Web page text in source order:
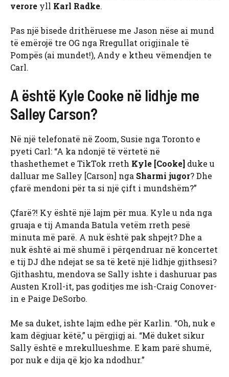
verore yll Karl Radke.
Pas një bisede drithëruese me Jason nëse ai mund
të emërojë tre OG nga Rregullat origjinale të
Pompës (ai mundet!), Andy e ktheu vëmendjen te
Carl.
A është Kyle Cooke në lidhje me
Salley Carson?
Në një telefonatë në Zoom, Susie nga Toronto e
pyeti Carl: “A ka ndonjë të vërtetë në
thashethemet e TikTok rreth Kyle [Cooke] duke u
dalluar me Salley [Carson] nga Sharmi jugor? Dhe
çfarë mendoni për ta si një çift i mundshëm?”
Çfarë?! Ky është një lajm për mua. Kyle u nda nga
gruaja e tij Amanda Batula vetëm rreth pesë
minuta më parë. A nuk është pak shpejt? Dhe a
nuk është ai më shumë i përqendruar në koncertet
e tij DJ dhe ndejat se sa të ketë një lidhje gjithsesi?
Gjithashtu, mendova se Sally ishte i dashuruar pas
Austen Kroll-it, pas goditjes me ish-Craig Conover-
in e Paige DeSorbo.
Me sa duket, ishte lajm edhe për Karlin. “Oh, nuk e
kam dëgjuar këtë,” u përgjigj ai. “Më duket sikur
Sally është e mrekullueshme. E kam parë shumë,
por nuk e dija që kjo ka ndodhur.”